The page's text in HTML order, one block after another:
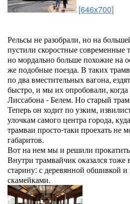
[646x700]
Рельсы не разобрали, но на
пустили скоростные современные
но мордально больше похожие на
же подобные поезда. В таких
по два вместительных вагона,
быстро, и мы их опробовали,
Лиссабона - Белем. Но старый
Теперь он ходит по узким,
улочкам самого центра города,
трамваи просто-таки проехать не
габаритов.
Вот на нем мы и решили
Внутри трамвайчик оказался
старину: с деревянной обшивкой
скамейками.